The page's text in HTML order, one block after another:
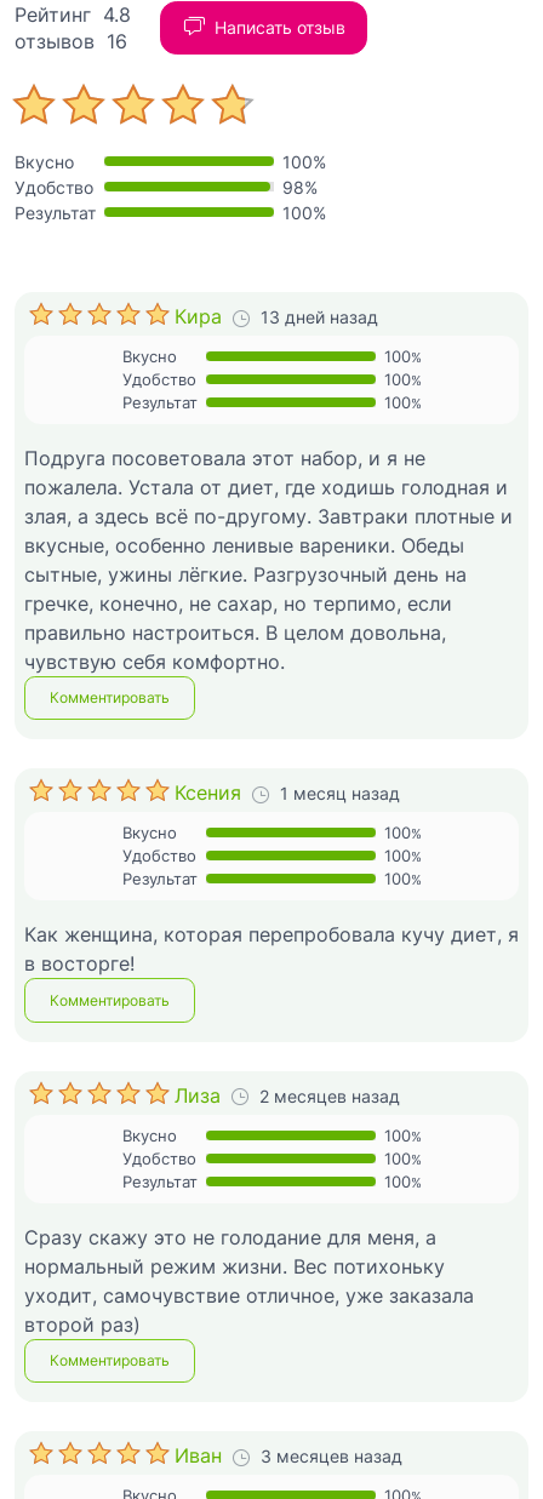
Рейтинг 4.8
отзывов 16
Написать отзыв
Вкусно
100%
Удобство
98%
Результат
100%
Кира 13 дней назад
Вкусно 100%
Удобство 100%
Результат 100%
Подруга посоветовала этот набор, и я не
пожалела. Устала от диет, где ходишь голодная и
злая, а здесь всё по-другому. Завтраки плотные и
вкусные, особенно ленивые вареники. Обеды
сытные, ужины лёгкие. Разгрузочный день на
гречке, конечно, не сахар, но терпимо, если
правильно настроиться. В целом довольна,
чувствую себя комфортно.
Комментировать
Ксения 1 месяц назад
Вкусно 100%
Удобство 100%
Результат 100%
Как женщина, которая перепробовала кучу диет, я
в восторге!
Комментировать
Лиза 2 месяцев назад
Вкусно 100%
Удобство 100%
Результат 100%
Сразу скажу это не голодание для меня, а
нормальный режим жизни. Вес потихоньку
уходит, самочувствие отличное, уже заказала
второй раз)
Комментировать
Иван 3 месяцев назад